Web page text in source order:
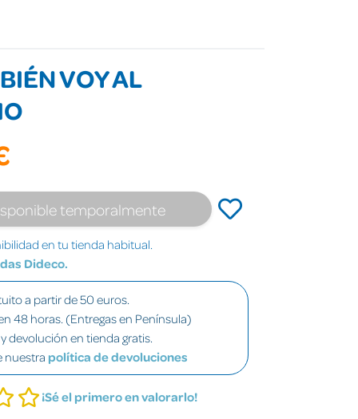
VOY AL
temporalmente
en tu tienda habitual.
Dideco.
a partir de 50 euros.
48 horas. (Entregas en Península)
devolución en tienda gratis.
nuestra política de devoluciones
¡Sé el primero en valorarlo!